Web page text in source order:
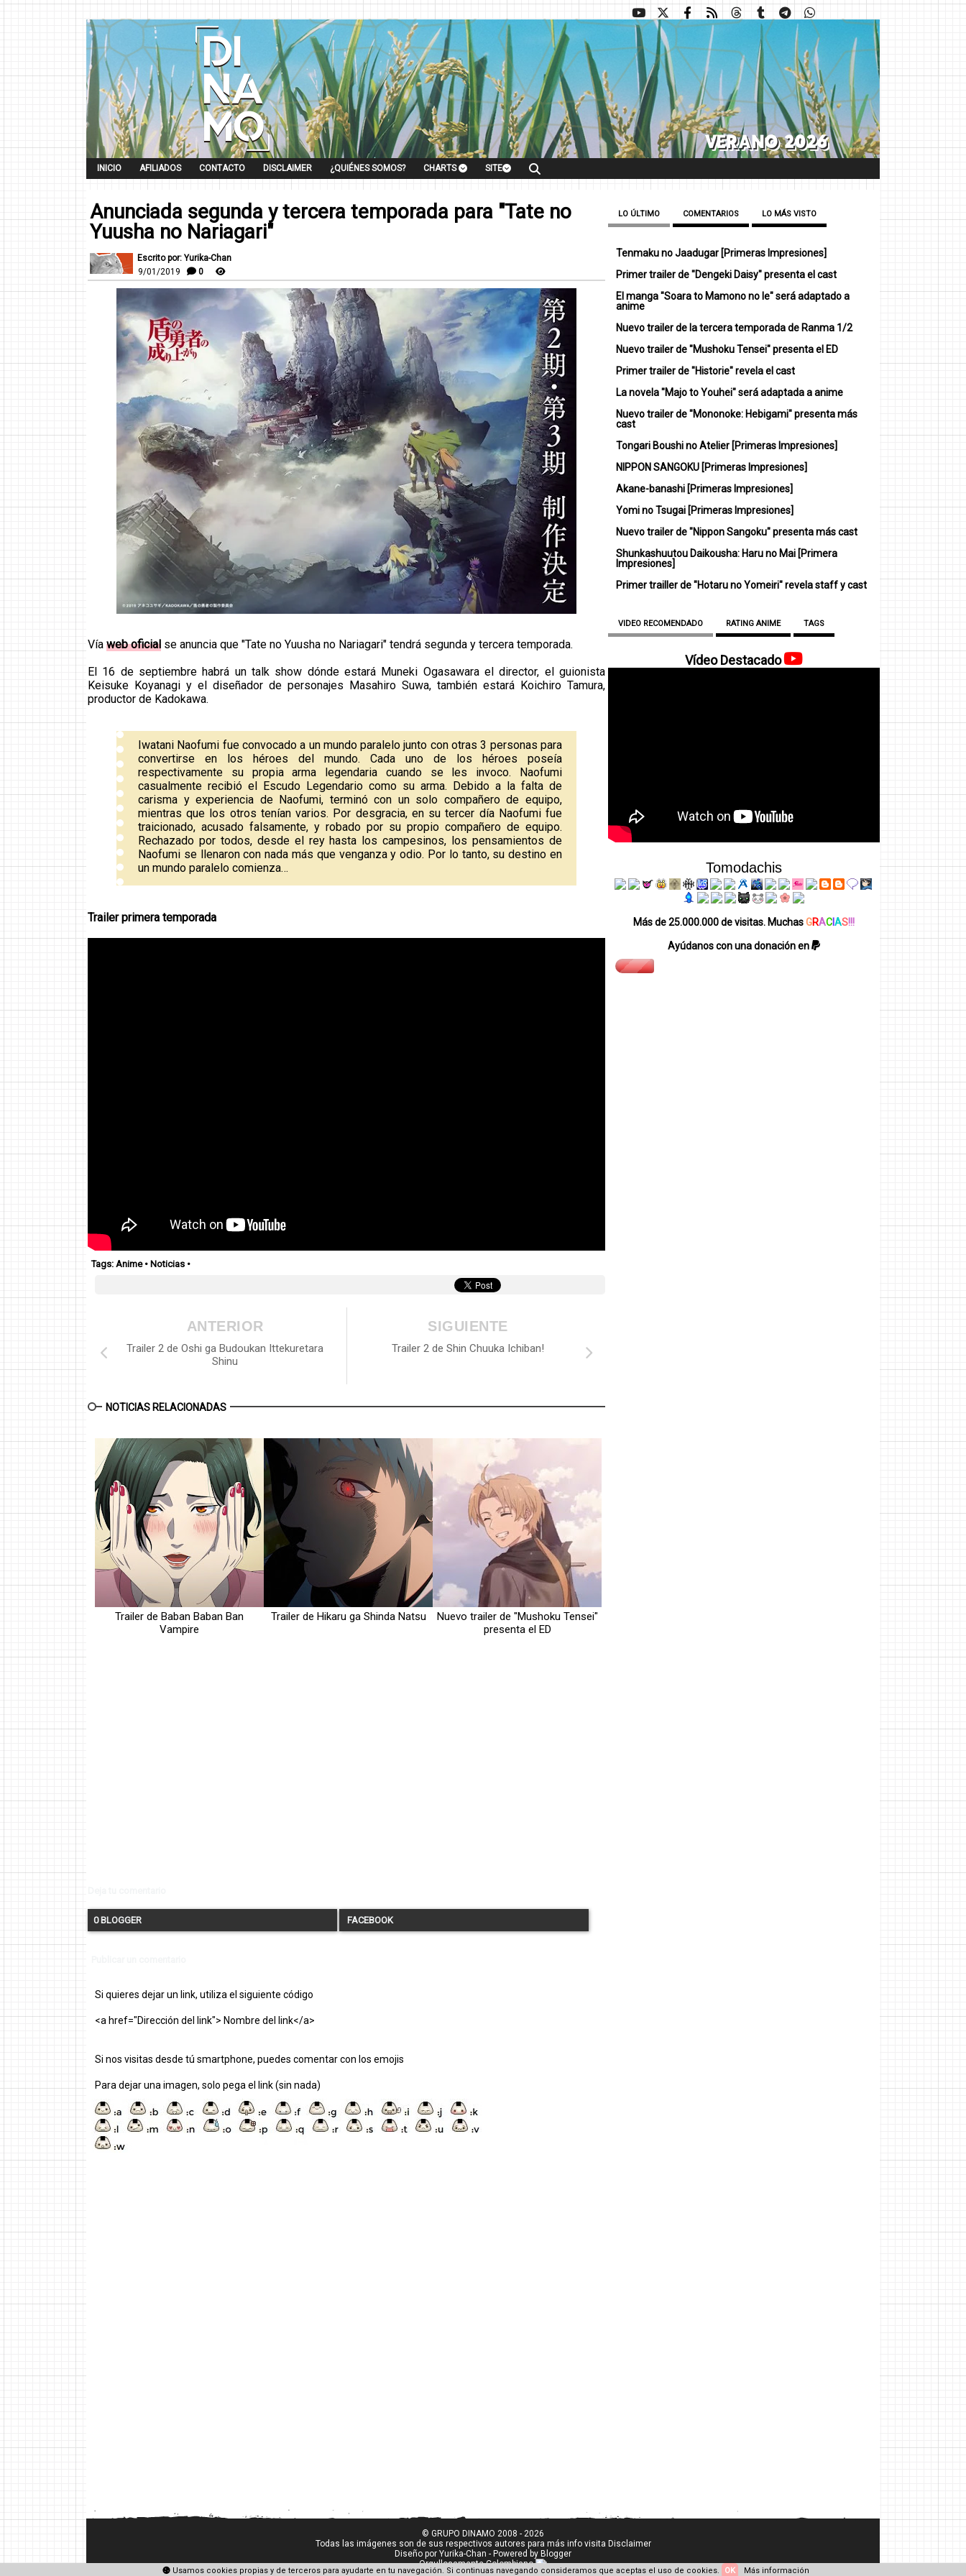
INICIO AFILIADOS CONTACTO DISCLAIMER ¿QUIÉNES SOMOS? CHARTS SITE
Anunciada segunda y tercera temporada para "Tate no
Yuusha no Nariagari"
Escrito por: Yurika-Chan
9/01/2019
0
Vía web oficial se anuncia que "Tate no Yuusha no Nariagari" tendrá segunda y tercera temporada.
El 16 de septiembre habrá un talk show dónde estará Muneki Ogasawara el director, el guionista
Keisuke Koyanagi y el diseñador de personajes Masahiro Suwa, también estará Koichiro Tamura,
productor de Kadokawa.
Iwatani Naofumi fue convocado a un mundo paralelo junto con otras 3 personas para
convertirse en los héroes del mundo. Cada uno de los héroes poseía
respectivamente su propia arma legendaria cuando se les invoco. Naofumi
casualmente recibió el Escudo Legendario como su arma. Debido a la falta de
carisma y experiencia de Naofumi, terminó con un solo compañero de equipo,
mientras que los otros tenían varios. Por desgracia, en su tercer día Naofumi fue
traicionado, acusado falsamente, y robado por su propio compañero de equipo.
Rechazado por todos, desde el rey hasta los campesinos, los pensamientos de
Naofumi se llenaron con nada más que venganza y odio. Por lo tanto, su destino en
un mundo paralelo comienza…
Trailer primera temporada
Tags: Anime• Noticias •
SIGUIENTE
Trailer 2 de Shin Chuuka Ichiban!
ANTERIOR
Trailer 2 de Oshi ga Budoukan Ittekuretara
Shinu
NOTICIAS RELACIONADAS
Trailer de Baban Baban Ban
Vampire
Trailer de Hikaru ga Shinda Natsu
Nuevo trailer de "Mushoku Tensei"
presenta el ED
0 BLOGGER FACEBOOK
Si quieres dejar un link, utiliza el siguiente código
<a href="Dirección del link"> Nombre del link</a>
Si nos visitas desde tú smartphone, puedes comentar con los emojis
Para dejar una imagen, solo pega el link (sin nada)
LO ÚLTIMO COMENTARIOS LO MÁS VISTO
Tenmaku no Jaadugar [Primeras Impresiones]
Primer trailer de "Dengeki Daisy" presenta el cast
El manga "Soara to Mamono no Ie" será adaptado a
anime
Nuevo trailer de la tercera temporada de Ranma 1/2
Nuevo trailer de "Mushoku Tensei" presenta el ED
Primer trailer de "Historie" revela el cast
La novela "Majo to Youhei" será adaptada a anime
Nuevo trailer de "Mononoke: Hebigami" presenta más
cast
Tongari Boushi no Atelier [Primeras Impresiones]
NIPPON SANGOKU [Primeras Impresiones]
Akane-banashi [Primeras Impresiones]
Yomi no Tsugai [Primeras Impresiones]
Nuevo trailer de "Nippon Sangoku" presenta más cast
Shunkashuutou Daikousha: Haru no Mai [Primera
Impresiones]
Primer trailler de "Hotaru no Yomeiri" revela staff y cast
VIDEO RECOMENDADO RATING ANIME TAGS
Vídeo Destacado
Tomodachis
Más de 25.000.000 de visitas. MuchasGRACAS!!!
Ayúdanos con una donación en
© GRUPO DINAMO 2008 - 2026
Todas las imágenes son de sus respectivos autores para más info visita Disclaimer
Diseño por Yurika-Chan - Powered by Blogger
Orgullosamente Colombiano
Usamos cookies propias y de terceros para ayudarte en tu navegación. Si continuas navegando consideramos que aceptas el uso de cookies. OK Más información